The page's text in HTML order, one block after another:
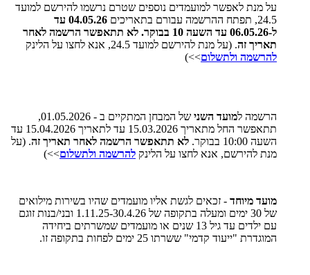
על מנת לאפשר למועמדים נוספים שטרם נרשמו להירשם למועד
24.5, תפתח ההרשמה עבורם בתאריכים
04.05.26 עד
ל-06.05.26 עד השעה 10 בבוקר. לא תתאפשר הרשמה לאחר
תאריך זה. (על מנת להירשם למועד 24.5, אנא לחצו על הלינק
להרשמה ולתשלום>>)
הרשמה למועד השני
של המבחן המתקיים ב - 01.05.2026,
תתאפשר החל מתאריך 15.03.2026 עד לתאריך 15.04.2026 עד
השעה 10:00 בבוקר.
לא תתאפשר הרשמה לאחר תאריך זה. (על
מנת להירשם, אנא לחצו על הלינק להרשמה ולתשלום>>)
מועד מיוחד - זכאים לגשת אליו מועמדים שהיו בשירות מילואים
של 30 ימים ומעלה בתקופה של 1.11.25-30.4.26 ובני/בנות זוגם
עם ילדים עד גיל 13 שנים או מועמדים שמשרתים ביחידה
המוגדרת "ייעוד קדמי" ששרתו 25 ימים לפחות בתקופה זו.